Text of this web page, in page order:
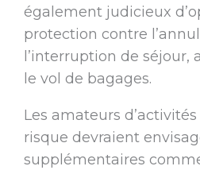
également judicieux
protection contre
l’interruption de séjour,
le vol de bagages.
Les amateurs
risque devraient
supplémentaires